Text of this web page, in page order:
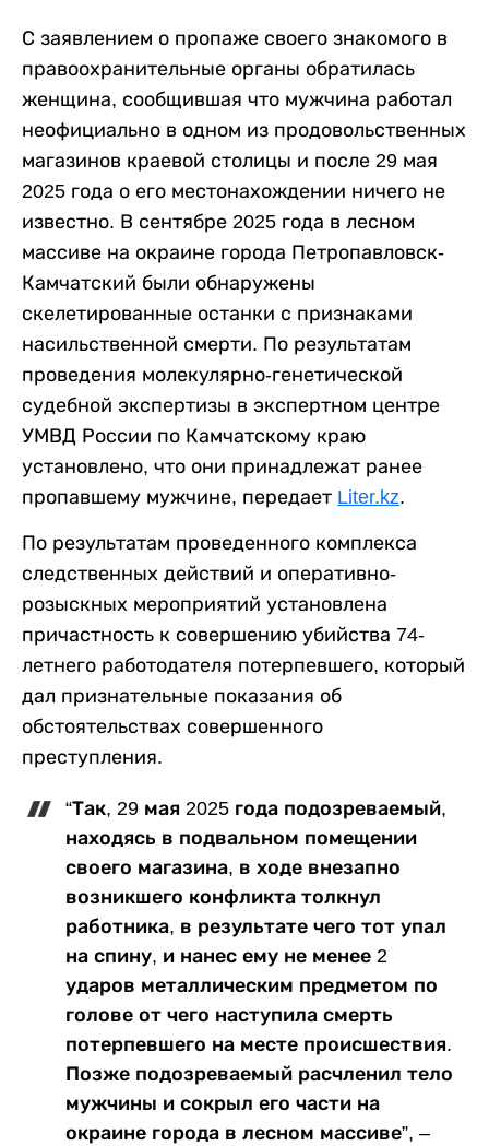
С заявлением о пропаже своего знакомого в
правоохранительные органы обратилась
женщина, сообщившая что мужчина работал
неофициально в одном из продовольственных
магазинов краевой столицы и после 29 мая
2025 года о его местонахождении ничего не
известно. В сентябре 2025 года в лесном
массиве на окраине города Петропавловск-
Камчатский были обнаружены
скелетированные останки с признаками
насильственной смерти. По результатам
проведения молекулярно-генетической
судебной экспертизы в экспертном центре
УМВД России по Камчатскому краю
установлено, что они принадлежат ранее
пропавшему мужчине, передает Liter.kz.
По результатам проведенного комплекса
следственных действий и оперативно-
розыскных мероприятий установлена
причастность к совершению убийства 74-
летнего работодателя потерпевшего, который
дал признательные показания об
обстоятельствах совершенного
преступления.
“Так, 29 мая 2025 года подозреваемый,
находясь в подвальном помещении
своего магазина, в ходе внезапно
возникшего конфликта толкнул
работника, в результате чего тот упал
на спину, и нанес ему не менее 2
ударов металлическим предметом по
голове от чего наступила смерть
потерпевшего на месте происшествия.
Позже подозреваемый расчленил тело
мужчины и сокрыл его части на
окраине города в лесном массиве”, –